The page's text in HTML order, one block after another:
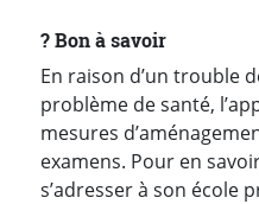
?️ Bon à savoir
En raison d’un trouble
problème de santé,
mesures
examens. Pour en
s’adresser à son école